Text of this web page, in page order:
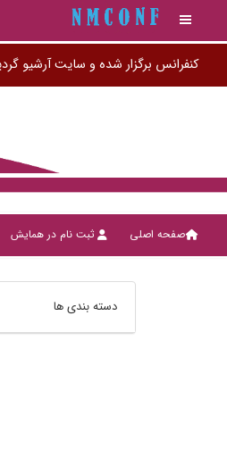
کنفرانس برگزار شده و سایت آرشیو
صفحه اصلی ثبت نام در همایش
دسته بندی ها